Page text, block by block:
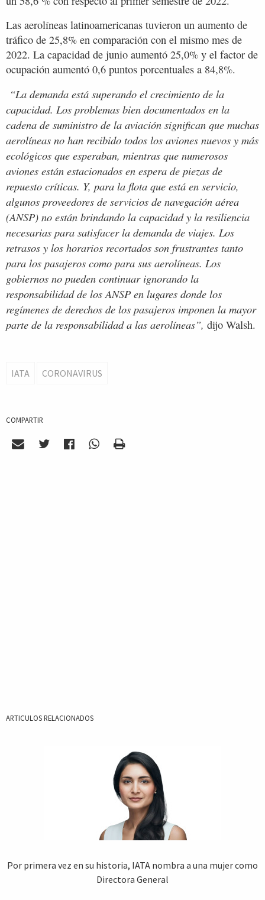
Las aerolíneas latinoamericanas tuvieron un aumento de
tráfico de 25,8% en comparación con el mismo mes de
2022. La capacidad de junio aumentó 25,0% y el factor de
ocupación aumentó 0,6 puntos porcentuales a 84,8%.
“La demanda está superando el crecimiento de la
capacidad. Los problemas bien documentados en la
cadena de suministro de la aviación significan que muchas
aerolíneas no han recibido todos los aviones nuevos y más
ecológicos que esperaban, mientras que numerosos
aviones están estacionados en espera de piezas de
repuesto críticas. Y, para la flota que está en servicio,
algunos proveedores de servicios de navegación aérea
(ANSP) no están brindando la capacidad y la resiliencia
necesarias para satisfacer la demanda de viajes. Los
retrasos y los horarios recortados son frustrantes tanto
para los pasajeros como para sus aerolíneas. Los
gobiernos no pueden continuar ignorando la
responsabilidad de los ANSP en lugares donde los
regímenes de derechos de los pasajeros imponen la mayor
parte de la responsabilidad a las aerolíneas”, dijo Walsh.
IATA CORONAVIRUS
COMPARTIR
ARTICULOS RELACIONADOS
Por primera vez en su historia, IATA nombra a una mujer como
Directora General